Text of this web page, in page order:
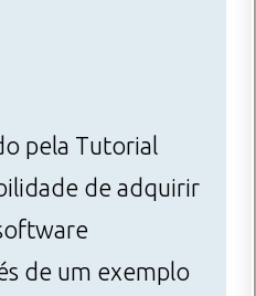
pela Tutorial
de adquirir
de um exemplo